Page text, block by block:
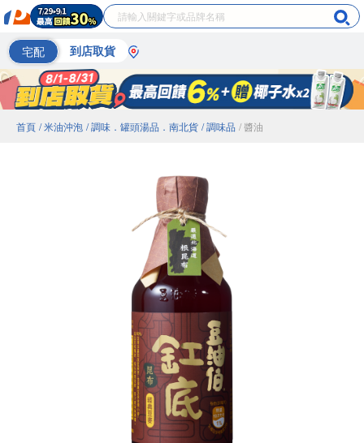
宅配 到店取貨
首頁 / 米油沖泡 / 調味．罐頭湯品．南北貨 / 調味品 / 醬油